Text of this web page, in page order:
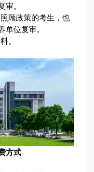
。
顾政策的考生，也
位复审。
。
方式